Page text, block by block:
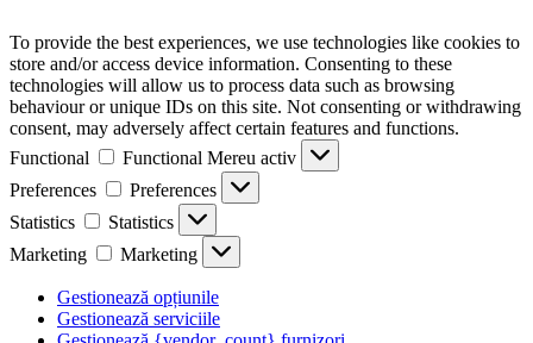
To provide the best experiences, we use technologies like cookies to
store and/or access device information. Consenting to these
technologies will allow us to process data such as browsing
behaviour or unique IDs on this site. Not consenting or withdrawing
consent, may adversely affect certain features and functions.
Functional
Functional Mereu activ
Preferences
Preferences
Statistics
Statistics
Marketing
Marketing
Gestionează opțiunile
Gestionează serviciile